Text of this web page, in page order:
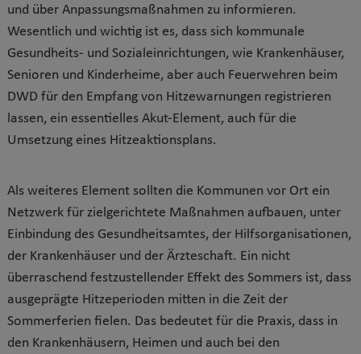
und über Anpassungsmaßnahmen zu informieren.
Wesentlich und wichtig ist es, dass sich kommunale
Gesundheits- und Sozialeinrichtungen, wie Krankenhäuser,
Senioren und Kinderheime, aber auch Feuerwehren beim
DWD für den Empfang von Hitzewarnungen registrieren
lassen, ein essentielles Akut-Element, auch für die
Umsetzung eines Hitzeaktionsplans.
Als weiteres Element sollten die Kommunen vor Ort ein
Netzwerk für zielgerichtete Maßnahmen aufbauen, unter
Einbindung des Gesundheitsamtes, der Hilfsorganisationen,
der Krankenhäuser und der Ärzteschaft. Ein nicht
überraschend festzustellender Effekt des Sommers ist, dass
ausgeprägte Hitzeperioden mitten in die Zeit der
Sommerferien fielen. Das bedeutet für die Praxis, dass in
den Krankenhäusern, Heimen und auch bei den